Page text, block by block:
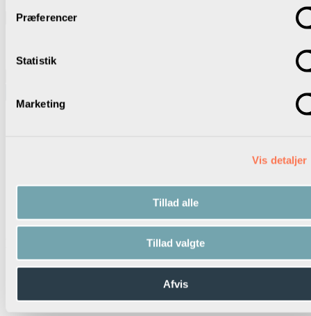
Præferencer
Statistik
Marketing
Vis detaljer
Tillad alle
Tillad valgte
Afvis
Skolelederforeningen